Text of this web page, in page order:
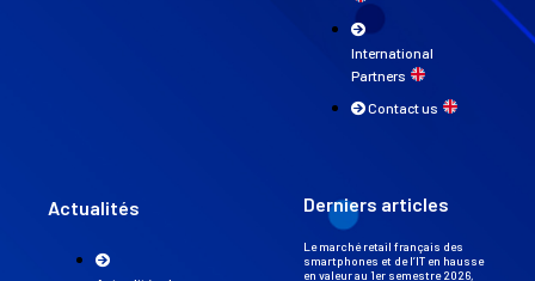
International
Partners
Contact us
Actualités Derniers articles
Le marché retail français des
smartphones et de l’IT en hausse
en valeur au 1er semestre 2026,